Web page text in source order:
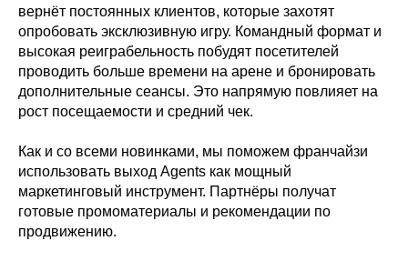
вернёт постоянных клиентов, которые захотят
опробовать эксклюзивную игру. Командный формат и
высокая реиграбельность побудят посетителей
проводить больше времени на арене и бронировать
дополнительные сеансы. Это напрямую повлияет на
рост посещаемости и средний чек.
Как и со всеми новинками, мы поможем франчайзи
использовать выход Agents как мощный
маркетинговый инструмент. Партнёры получат
готовые промоматериалы и рекомендации по
продвижению.